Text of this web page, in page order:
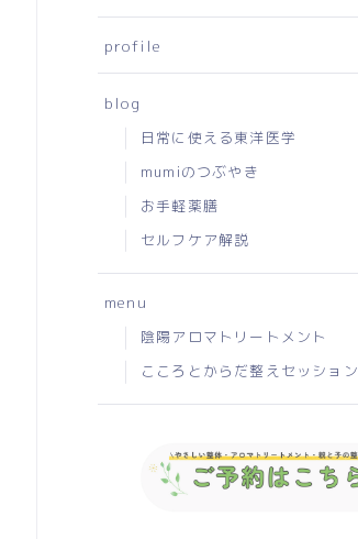
profile
blog
日常に使える東洋医学
mumiのつぶやき
お手軽薬膳
セルフケア解説
menu
陰陽アロマトリートメント
こころとからだ整えセッション